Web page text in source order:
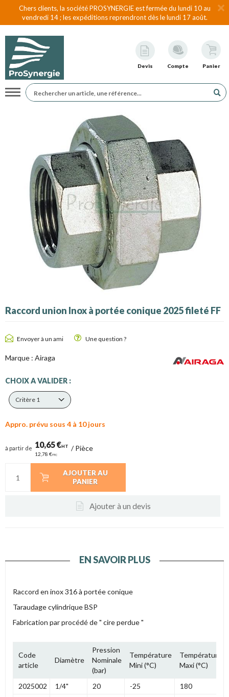
Chers clients, la société PROSYNERGIE est fermée du lundi 10 au
vendredi 14 ; les expéditions reprendront dès le lundi 17 août.
Devis Compte Panier
Navigation
Raccord union Inox à portée conique 2025 fileté FF
Envoyer à un ami Une question ?
Marque : Airaga
CHOIX A VALIDER :
Critère 1
Appro. prévu sous 4 à 10 jours
à partir de 10,65 €HT
12,78 €TTC
/Pièce
AJOUTER AU
PANIER
Ajouter à un devis
EN SAVOIR PLUS
Raccord en inox 316 à portée conique
Taraudage cylindrique BSP
Fabrication par procédé de " cire perdue "
Code
article
Diamètre
Pression
Nominale
(bar)
Température
Mini (°C)
Température
Maxi (°C)
2025002 1/4" 20 -25
180